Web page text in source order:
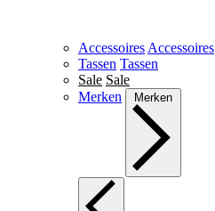
Accessoires Accessoires
Tassen Tassen
Sale Sale
Merken
Merken